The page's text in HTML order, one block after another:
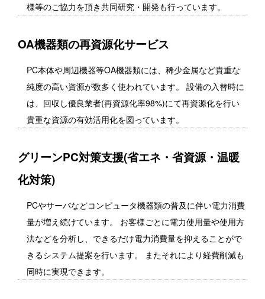
様等のご協力を頂き共同研究・開発も行っています。
OA機器類の再資源化サービス
PC本体や周辺機器等OA機器類には、稀少金属など貴重な
純度の高い資源が数多く使われています。 設備の入替時に
は、回収し優良業者(再資源化率98%)にて再資源化を行い
貴重な資源の有効活用化を図っています。
グリーンPC対策支援(省エネ・省資源・温暖
化対策)
PCやサーバなどコンピュータ機器類の普及に伴い電力消費
量が増え続けています。 お客様ごとに電力使用量や使用方
法などを分析し、できるだけ電力消費量を抑えることがで
きるシステム提案を行います。 またそれにより経費削減も
同時に実現できます。